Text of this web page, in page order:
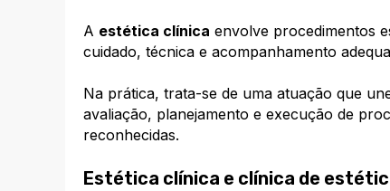
A estética clínica envolve procedimentos
cuidado, técnica e acompanhamento
Na prática, trata-se de uma atuação que
avaliação, planejamento e execução de
reconhecidas.
Estética clínica e clínica de